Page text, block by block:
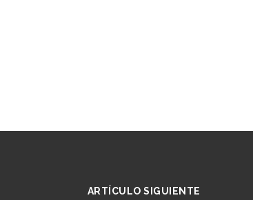
ARTÍCULO SIGUIENTE